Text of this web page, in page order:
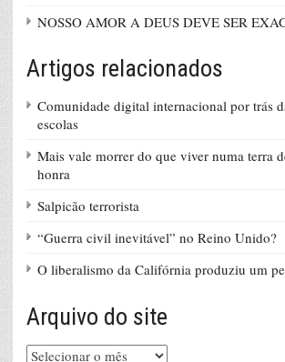
NOSSO AMOR A DEUS DEVE SER
Artigos relacionados
Comunidade digital internacional por trás
escolas
Mais vale morrer do que viver numa terra
honra
Salpicão terrorista
“Guerra civil inevitável” no Reino Unido?
O liberalismo da Califórnia produziu um
Arquivo do site
Arquivo